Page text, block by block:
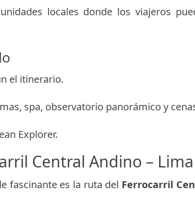
locales donde los viajeros
el itinerario.
spa, observatorio panorámico y
Explorer.
Central Andino –
fascinante es la ruta del Ferrocarril